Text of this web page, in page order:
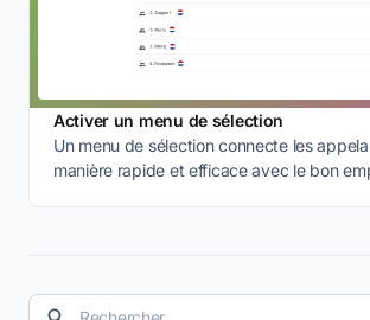
Activer un menu de sélection
Un menu de sélection connecte les
manière rapide et efficace avec le bon